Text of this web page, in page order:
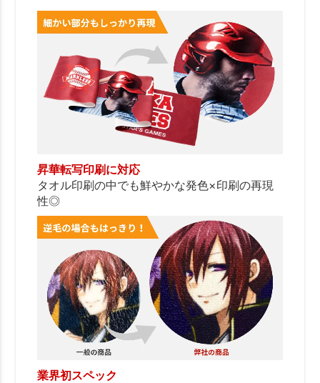
昇華転写印刷に対応
タオル印刷の中でも鮮やかな発色×印刷の再現
性◎
業界初スペック